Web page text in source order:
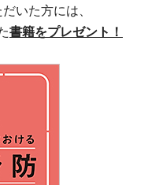
いた方には、
書籍をプレゼント！